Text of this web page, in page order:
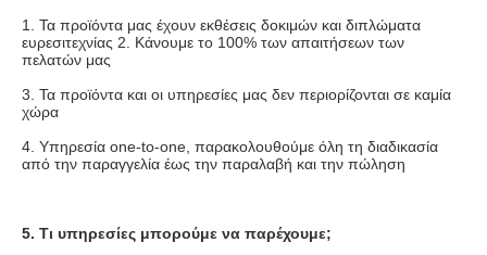
1. Τα προϊόντα μας έχουν εκθέσεις δοκιμών και διπλώματα
ευρεσιτεχνίας 2. Κάνουμε το 100% των απαιτήσεων των
πελατών μας
3. Τα προϊόντα και οι υπηρεσίες μας δεν περιορίζονται σε καμία
χώρα
4. Υπηρεσία one-to-one, παρακολουθούμε όλη τη διαδικασία
από την παραγγελία έως την παραλαβή και την πώληση
5. Τι υπηρεσίες μπορούμε να παρέχουμε;